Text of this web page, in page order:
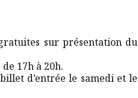
sur présentation du
17h à 20h.
d’entrée le samedi et le